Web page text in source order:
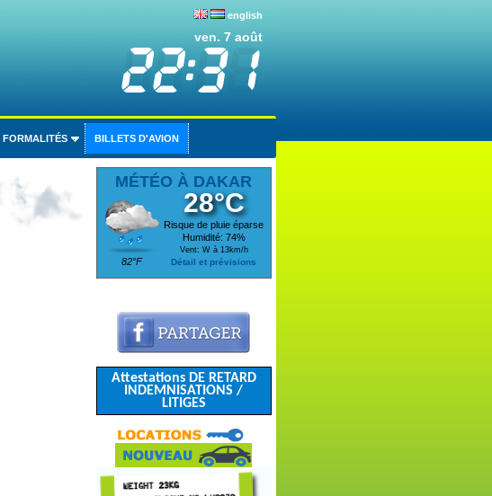
english
ven. 7 août
FORMALITÉS BILLETS D'AVION
MÉTÉO À DAKAR
82°F
28°C
Risque de pluie éparse
Humidité: 74%
Vent: W à 13km/h
Détail et prévisions
Attestations DE RETARD
INDEMNISATIONS /
LITIGES